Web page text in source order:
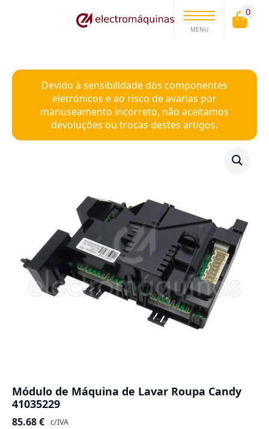
MENU
0
Devido à sensibilidade dos componentes
eletrónicos e ao risco de avarias por
manuseamento incorreto, não aceitamos
devoluções ou trocas destes artigos.
Módulo de Máquina de Lavar Roupa Candy
41035229
85.68€ c/IVA